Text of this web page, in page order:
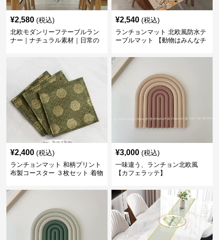
¥2,580 (税込)
北欧モダンリーフテーブルラン
ナー｜ナチュラル素材｜日常の
¥2,540 (税込)
ランチョンマット 北欧風防水テ
ーブルマット 【動物はみんなチ
¥2,400 (税込)
ランチョンマット 和柄プリント
布製コースター ３枚セット 着物
¥3,000 (税込)
一味違う、ランチョン北欧風
【カフェラッテ】